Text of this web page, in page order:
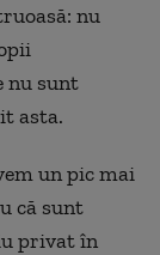
nu
nu sunt
asta.
un pic mai
că sunt
privat în